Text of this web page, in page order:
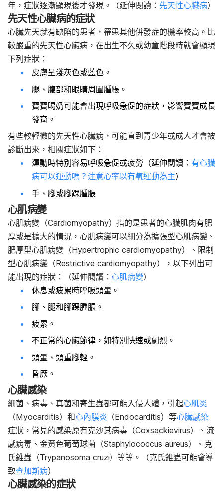
年，症狀逐漸顯現後才發現。（延伸閱讀： 先天性心臟病）
先天性心臟病的症狀
心臟先天就有缺陷的患者，罹患其他併發症的機率較高。比
較嚴重的先天性心臟病，在出生不久或幼童階段時就會顯現
下列症狀：
皮膚呈淺灰色或藍色。
腿、腹部和眼睛周圍腫脹。
寶寶喝奶可能會出現呼吸急促的症狀，影響寶寶成長
發育。
有些較輕微的先天性心臟病，可能直到青少年或成人才會被
診斷出來，相關症狀如下：
運動時特別容易呼吸急促或疲勞（延伸閱讀： 有心臟
病可以運動嗎？注意心率以有氧運動為主）
手、腳或腳踝腫脹
心肌病變
心肌病變（Cardiomyopathy）指的是患者的心臟肌肉有肥
厚或是擴大的情況，心肌病變可以細分為擴張型心肌病變、
肥厚型心肌病變（Hypertrophic cardiomyopathy）、 限制
型心肌病變（Restrictive cardiomyopathy），以下列出可
能出現的症狀：
（延伸閱讀： 心肌病變）
休息或疲累時呼吸頭暈。
腳、腿和腳踝腫脹。
疲累。
不正常的心臟節律，如特別快速或劇烈。
頭暈、頭重腳輕。
昏厥。
心臟感染
細菌、病毒、真菌和寄生蟲都可能入侵人體，引起心肌炎
（Myocarditis）和心內膜炎 （Endocarditis）等心臟感染
症狀，常見的感染原有克沙其病毒（Coxsackievirus）、流
感病毒、金黃色葡萄球菌（Staphylococcus aureus） 、 克
氏錐蟲（Trypanosoma cruzi）等等。 （克氏錐蟲可能會導
致查加斯病）
心臟感染的症狀